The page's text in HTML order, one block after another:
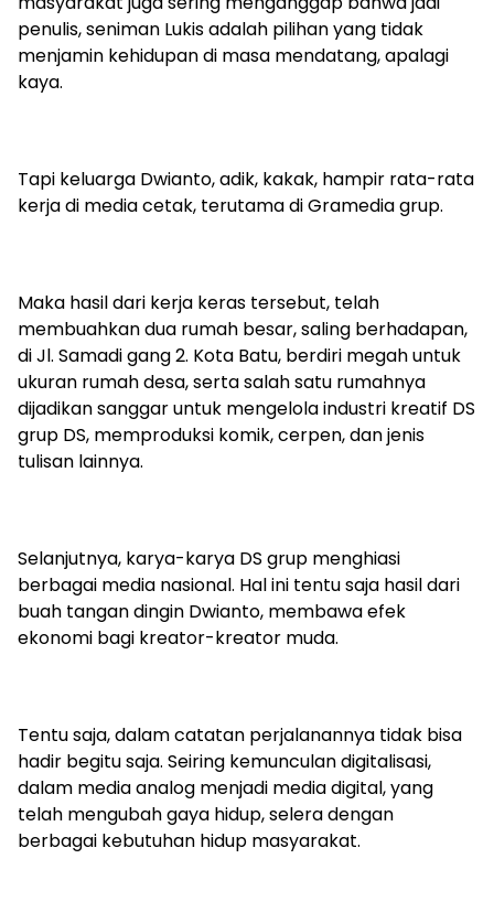
penulis, seniman Lukis adalah pilihan yang tidak
menjamin kehidupan di masa mendatang, apalagi
kaya.
Tapi keluarga Dwianto, adik, kakak, hampir rata-rata
kerja di media cetak, terutama di Gramedia grup.
Maka hasil dari kerja keras tersebut, telah
membuahkan dua rumah besar, saling berhadapan,
di Jl. Samadi gang 2. Kota Batu, berdiri megah untuk
ukuran rumah desa, serta salah satu rumahnya
dijadikan sanggar untuk mengelola industri kreatif DS
grup DS, memproduksi komik, cerpen, dan jenis
tulisan lainnya.
Selanjutnya, karya-karya DS grup menghiasi
berbagai media nasional. Hal ini tentu saja hasil dari
buah tangan dingin Dwianto, membawa efek
ekonomi bagi kreator-kreator muda.
Tentu saja, dalam catatan perjalanannya tidak bisa
hadir begitu saja. Seiring kemunculan digitalisasi,
dalam media analog menjadi media digital, yang
telah mengubah gaya hidup, selera dengan
berbagai kebutuhan hidup masyarakat.